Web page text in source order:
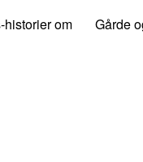
historier om Gårde